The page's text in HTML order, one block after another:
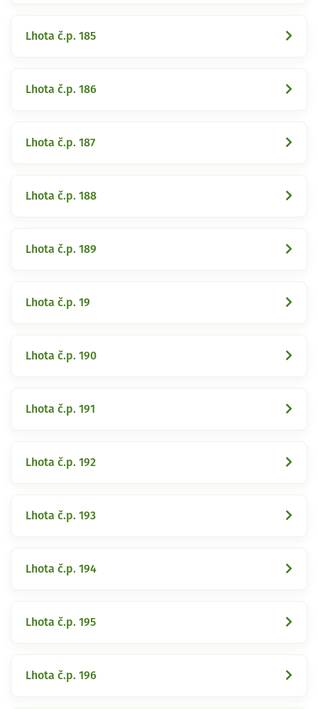
Lhota č.p. 185
Lhota č.p. 186
Lhota č.p. 187
Lhota č.p. 188
Lhota č.p. 189
Lhota č.p. 19
Lhota č.p. 190
Lhota č.p. 191
Lhota č.p. 192
Lhota č.p. 193
Lhota č.p. 194
Lhota č.p. 195
Lhota č.p. 196